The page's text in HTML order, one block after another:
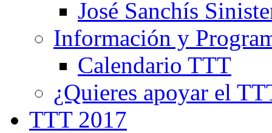
José Sanchís
Información y
Calendario TTT
¿Quieres apoyar el
TTT 2017